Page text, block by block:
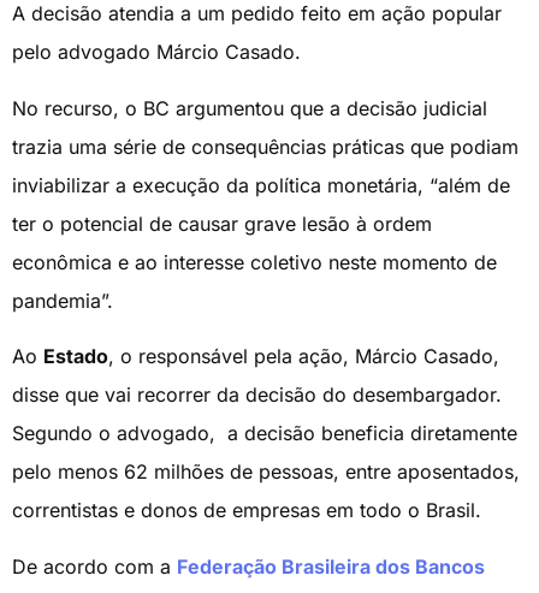
A decisão atendia a um pedido feito em ação popular
pelo advogado Márcio Casado.
No recurso, o BC argumentou que a decisão judicial
trazia uma série de consequências práticas que podiam
inviabilizar a execução da política monetária, “além de
ter o potencial de causar grave lesão à ordem
econômica e ao interesse coletivo neste momento de
pandemia”.
Ao Estado, o responsável pela ação, Márcio Casado,
disse que vai recorrer da decisão do desembargador.
Segundo o advogado, a decisão beneficia diretamente
pelo menos 62 milhões de pessoas, entre aposentados,
correntistas e donos de empresas em todo o Brasil.
De acordo com a Federação Brasileira dos Bancos